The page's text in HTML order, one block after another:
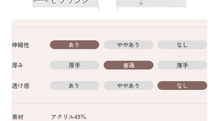
伸縮性 あり ややあり なし
厚み 厚手 普通 薄手
透け感 あり ややあり なし
素材
アクリル49％